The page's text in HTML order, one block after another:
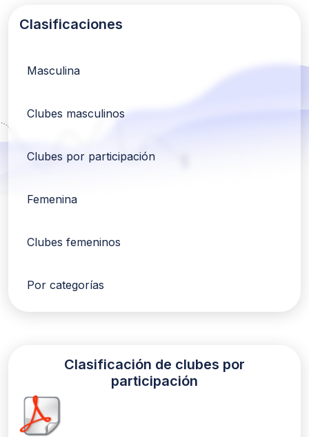
Clasificaciones
Masculina
Clubes masculinos
Clubes por participación
Femenina
Clubes femeninos
Por categorías
Clasificación de clubes por
participación